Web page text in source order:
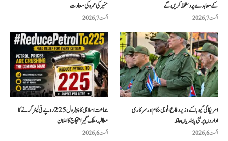
منیر کی عمرہ کی سعادت
اگست 7, 2026
کے معاہدے پر دستخط کریں گے
اگست 7, 2026
جماعت اسلامی کا پیٹرول 225 روپے فی لیٹر کرنے کا
مطالبہ، ملک گیر احتجاج کا اعلان
اگست 6, 2026
امریکا کی کیوبا کے وزیر دفاع، فوجی حکام اور سرکاری
اداروں پر نئی پابندیاں عائد
اگست 6, 2026